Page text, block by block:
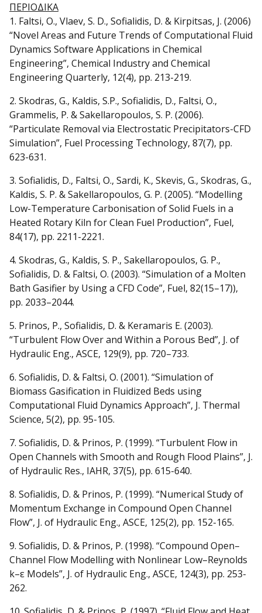
ΠΕΡΙΟΔΙΚΑ
1. Faltsi, O., Vlaev, S. D., Sofialidis, D. & Kirpitsas, J. (2006)
“Novel Areas and Future Trends of Computational Fluid
Dynamics Software Applications in Chemical
Engineering”, Chemical Industry and Chemical
Engineering Quarterly, 12(4), pp. 213-219.
2. Skodras, G., Kaldis, S.P., Sofialidis, D., Faltsi, O.,
Grammelis, P. & Sakellaropoulos, S. P. (2006).
“Particulate Removal via Electrostatic Precipitators-CFD
Simulation”, Fuel Processing Technology, 87(7), pp.
623-631.
3. Sofialidis, D., Faltsi, O., Sardi, K., Skevis, G., Skodras, G.,
Kaldis, S. P. & Sakellaropoulos, G. P. (2005). “Modelling
Low-Temperature Carbonisation of Solid Fuels in a
Heated Rotary Kiln for Clean Fuel Production”, Fuel,
84(17), pp. 2211-2221.
4. Skodras, G., Kaldis, S. P., Sakellaropoulos, G. P.,
Sofialidis, D. & Faltsi, O. (2003). “Simulation of a Molten
Bath Gasifier by Using a CFD Code”, Fuel, 82(15–17)),
pp. 2033–2044.
5. Prinos, P., Sofialidis, D. & Keramaris E. (2003).
“Turbulent Flow Over and Within a Porous Bed”, J. of
Hydraulic Eng., ASCE, 129(9), pp. 720–733.
6. Sofialidis, D. & Faltsi, O. (2001). “Simulation of
Biomass Gasification in Fluidized Beds using
Computational Fluid Dynamics Approach”, J. Thermal
Science, 5(2), pp. 95-105.
7. Sofialidis, D. & Prinos, P. (1999). “Turbulent Flow in
Open Channels with Smooth and Rough Flood Plains”, J.
of Hydraulic Res., IAHR, 37(5), pp. 615-640.
8. Sofialidis, D. & Prinos, P. (1999). “Numerical Study of
Momentum Exchange in Compound Open Channel
Flow”, J. of Hydraulic Eng., ASCE, 125(2), pp. 152-165.
9. Sofialidis, D. & Prinos, P. (1998). “Compound Open–
Channel Flow Modelling with Nonlinear Low–Reynolds
k–ε Models”, J. of Hydraulic Eng., ASCE, 124(3), pp. 253-
262.